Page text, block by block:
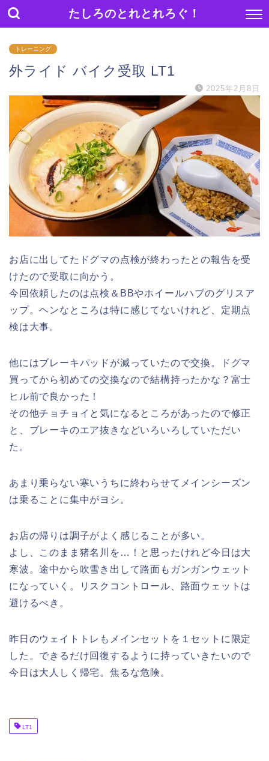
たしろのとれとれろぐ！
トレーニング
外ライド バイク受取 LT1
2025年2月8日
お店に出してたドグマの点検が終わったとの報告を受
けたので受取に向かう。
今回依頼したのは点検＆BBやホイールハブのグリスア
ップ。ヘンなところは特に感じてないけれど、定期点
検は大事。
他にはブレーキパッドが減っていたので交換。ドグマ
買ってから初めての交換なので結構持ったかな？富士
ヒル前で良かった！
その他チョチョイと気になるところがあったので修正
と、ブレーキのエア抜きなどいろいろしていただい
た。
あまり乗らない寒いうちに終わらせてメインシーズン
は乗ることに集中がヨシ。
お店の帰りは調子がよく感じることが多い。
よし、このまま猪名川を…！と思ったけれど今日は大
寒波。途中から吹雪き出して路面もガンガンウェット
になっていく。リスクコントロール、路面ウェットは
避けるべき。
昨日のウェイトトレもメインセットを１セットに限定
した。できるだけ回復するように持っていきたいので
今日は大人しく帰宅。焦るな危険。
LT1